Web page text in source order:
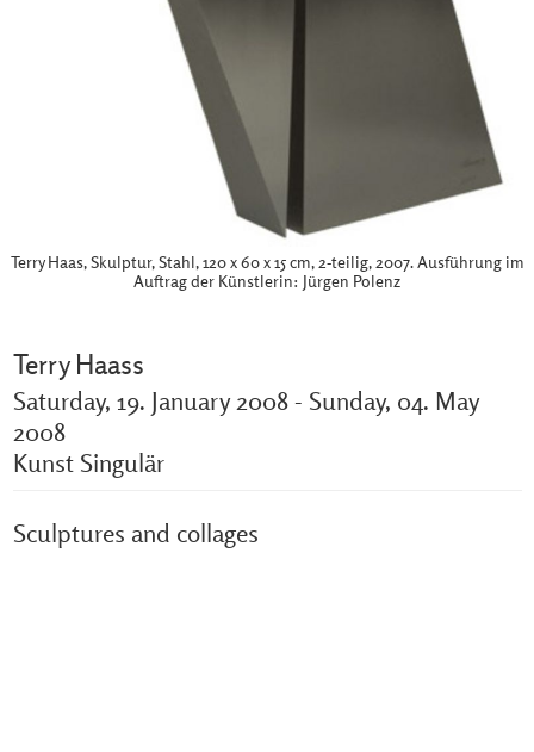
Terry Haas, Skulptur, Stahl, 120 x 60 x 15 cm, 2-teilig, 2007. Ausführung im
Auftrag der Künstlerin: Jürgen Polenz
Terry Haass
Saturday, 19. January 2008 - Sunday, 04. May
2008
Kunst Singulär
Sculptures and collages